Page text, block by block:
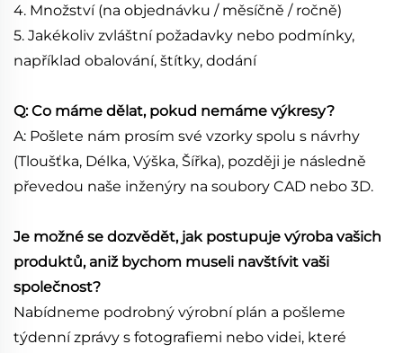
4. Množství (na objednávku / měsíčně / ročně)
5. Jakékoliv zvláštní požadavky nebo podmínky,
například obalování, štítky, dodání
Q: Co máme dělat, pokud nemáme výkresy?
A: Pošlete nám prosím své vzorky spolu s návrhy
(Tloušťka, Délka, Výška, Šířka), později je následně
převedou naše inženýry na soubory CAD nebo 3D.
Je možné se dozvědět, jak postupuje výroba vašich
produktů, aniž bychom museli navštívit vaši
společnost?
Nabídneme podrobný výrobní plán a pošleme
týdenní zprávy s fotografiemi nebo videi, které